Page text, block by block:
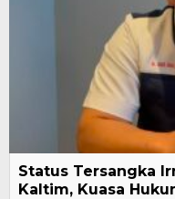
Status Tersangka
Kaltim, Kuasa